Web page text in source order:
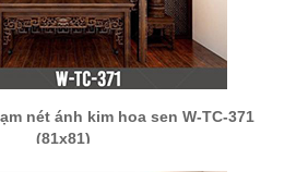
nét ánh kim hoa sen W-TC-371
(81x81)